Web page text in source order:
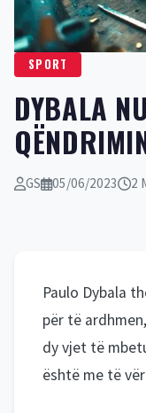
SPORT
DYBALA
GS 05/06/2023 2
Paulo Dybala
për të
dy vjet të
është me të